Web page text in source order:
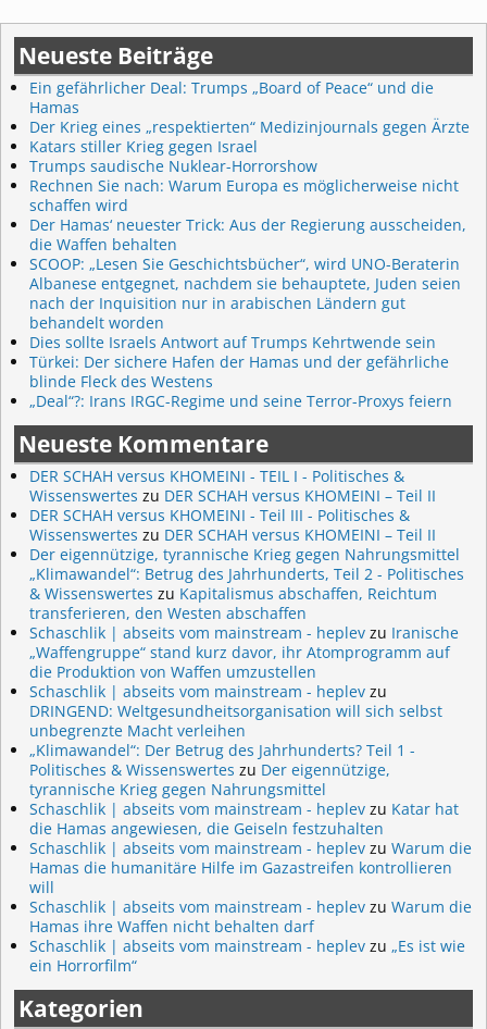
Neueste Beiträge
Ein gefährlicher Deal: Trumps „Board of Peace“ und die
Hamas
Der Krieg eines „respektierten“ Medizinjournals gegen Ärzte
Katars stiller Krieg gegen Israel
Trumps saudische Nuklear-Horrorshow
Rechnen Sie nach: Warum Europa es möglicherweise nicht
schaffen wird
Der Hamas‘ neuester Trick: Aus der Regierung ausscheiden,
die Waffen behalten
SCOOP: „Lesen Sie Geschichtsbücher“, wird UNO-Beraterin
Albanese entgegnet, nachdem sie behauptete, Juden seien
nach der Inquisition nur in arabischen Ländern gut
behandelt worden
Dies sollte Israels Antwort auf Trumps Kehrtwende sein
Türkei: Der sichere Hafen der Hamas und der gefährliche
blinde Fleck des Westens
„Deal“?: Irans IRGC-Regime und seine Terror-Proxys feiern
Neueste Kommentare
DER SCHAH versus KHOMEINI - TEIL I - Politisches &
Wissenswertes zu DER SCHAH versus KHOMEINI – Teil II
DER SCHAH versus KHOMEINI - Teil III - Politisches &
Wissenswertes zu DER SCHAH versus KHOMEINI – Teil II
Der eigennützige, tyrannische Krieg gegen Nahrungsmittel
„Klimawandel“: Betrug des Jahrhunderts, Teil 2 - Politisches
& Wissenswertes zu Kapitalismus abschaffen, Reichtum
transferieren, den Westen abschaffen
Schaschlik | abseits vom mainstream - heplev zu Iranische
„Waffengruppe“ stand kurz davor, ihr Atomprogramm auf
die Produktion von Waffen umzustellen
Schaschlik | abseits vom mainstream - heplev zu
DRINGEND: Weltgesundheitsorganisation will sich selbst
unbegrenzte Macht verleihen
„Klimawandel“: Der Betrug des Jahrhunderts? Teil 1 -
Politisches & Wissenswertes zu Der eigennützige,
tyrannische Krieg gegen Nahrungsmittel
Schaschlik | abseits vom mainstream - heplev zu Katar hat
die Hamas angewiesen, die Geiseln festzuhalten
Schaschlik | abseits vom mainstream - heplev zu Warum die
Hamas die humanitäre Hilfe im Gazastreifen kontrollieren
will
Schaschlik | abseits vom mainstream - heplev zu Warum die
Hamas ihre Waffen nicht behalten darf
Schaschlik | abseits vom mainstream - heplev zu „Es ist wie
ein Horrorfilm“
Kategorien